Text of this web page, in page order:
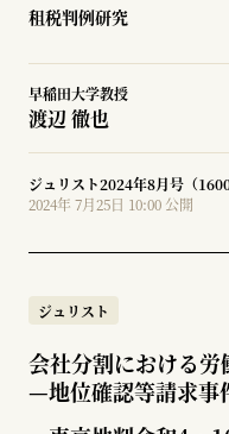
租税判例研究
早稲田大学教授
渡辺 徹也
ジュリスト2024年8月号（
2024年 7月25日 10:00 公開
ジュリスト
会社分割における
—地位確認等請求事